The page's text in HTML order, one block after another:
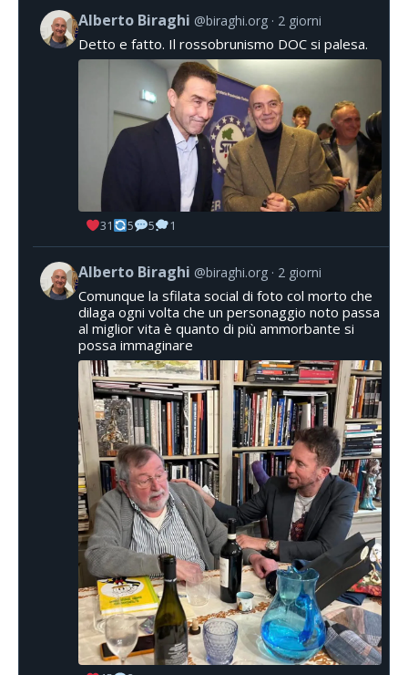
Alberto Biraghi @biraghi.org 2 giorni
Detto e fatto. Il rossobrunismo DOC si palesa.
31 5 5 1
Alberto Biraghi @biraghi.org 2 giorni
Comunque la sfilata social di foto col morto che
dilaga ogni volta che un personaggio noto passa
al miglior vita è quanto di più ammorbante si
possa immaginare